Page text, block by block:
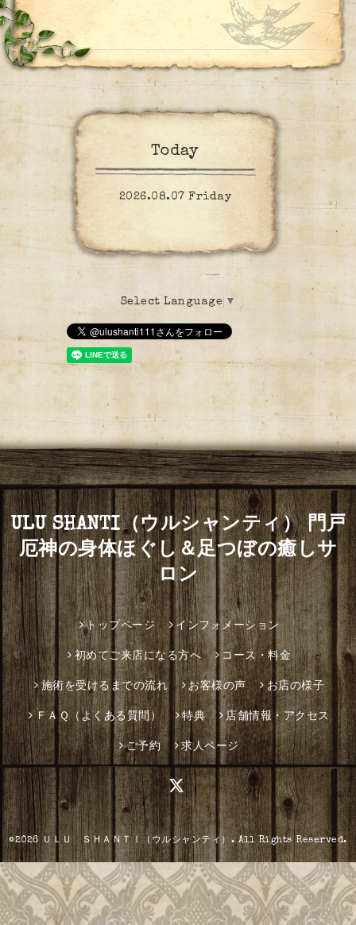
Today
2026.08.07 Friday
Select Language ▼
ULU SHANTI（ウルシャンティ） 門戸
厄神の身体ほぐし＆足つぼの癒しサ
ロン
トップページ インフォメーション
初めてご来店になる方へ コース・料金
施術を受けるまでの流れ お客様の声 お店の様子
ＦＡＱ（よくある質問） 特典 店舗情報・アクセス
ご予約 求人ページ
©2026ＵＬＵ ＳＨＡＮＴＩ（ウルシャンティ）. All Rights Reserved.